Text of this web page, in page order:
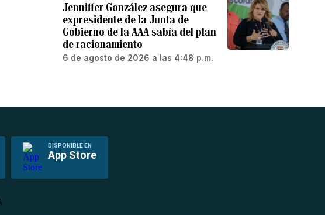
Jenniffer González asegura que
expresidente de la Junta de
Gobierno de la AAA sabía del plan
de racionamiento
6 de agosto de 2026 a las 4:48 p.m.
DISPONIBLE EN
App Store